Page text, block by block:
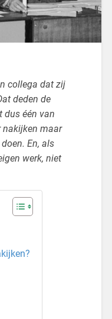
collega dat zij
deden de
dus één van
nakijken maar
En, als
werk, niet